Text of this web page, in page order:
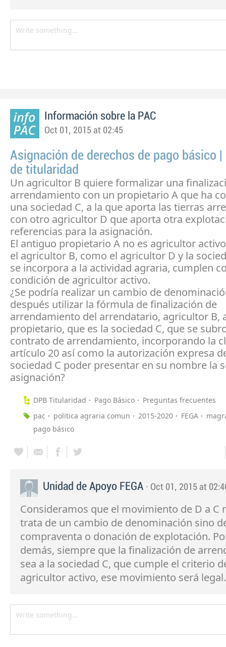
Información sobre la PAC
Oct 01, 2015 at 02:45
Asignación de derechos de pago básico |
de titularidad
Un agricultor B quiere formalizar una
arrendamiento con un propietario A que ha
una sociedad C, a la que aporta las tierras
con otro agricultor D que aporta otra
referencias para la asignación.
El antiguo propietario A no es agricultor
el agricultor B, como el agricultor D y la
se incorpora a la actividad agraria, cumplen
condición de agricultor activo.
¿Se podría realizar un cambio de
después utilizar la fórmula de finalización de
arrendamiento del arrendatario, agricultor B,
propietario, que es la sociedad C, que se
contrato de arrendamiento, incorporando la
artículo 20 así como la autorización expresa
sociedad C poder presentar en su nombre la
asignación?
DPB Titularidad Pago Básico
Preguntas frecuentes
pac
politica agraria comun 2015-2020 FEGA
pago básico
Unidad de Apoyo FEGA · Oct 01, 2015 at
Consideramos que el movimiento de D a C
trata de un cambio de denominación sino
compraventa o donación de explotación.
demás, siempre que la finalización de
sea a la sociedad C, que cumple el criterio
agricultor activo, ese movimiento será legal.